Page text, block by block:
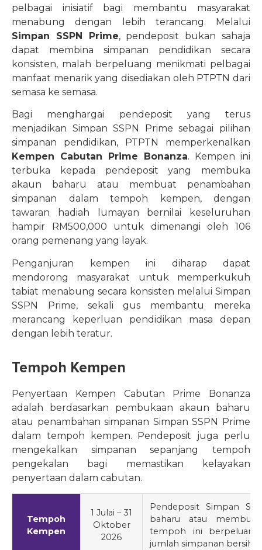
pelbagai inisiatif bagi membantu masyarakat
menabung dengan lebih terancang. Melalui
Simpan SSPN Prime, pendeposit bukan sahaja
dapat membina simpanan pendidikan secara
konsisten, malah berpeluang menikmati pelbagai
manfaat menarik yang disediakan oleh PTPTN dari
semasa ke semasa.
Bagi menghargai pendeposit yang terus
menjadikan Simpan SSPN Prime sebagai pilihan
simpanan pendidikan, PTPTN memperkenalkan
Kempen Cabutan Prime Bonanza. Kempen ini
terbuka kepada pendeposit yang membuka
akaun baharu atau membuat penambahan
simpanan dalam tempoh kempen, dengan
tawaran hadiah lumayan bernilai keseluruhan
hampir RM500,000 untuk dimenangi oleh 106
orang pemenang yang layak.
Penganjuran kempen ini diharap dapat
mendorong masyarakat untuk memperkukuh
tabiat menabung secara konsisten melalui Simpan
SSPN Prime, sekali gus membantu mereka
merancang keperluan pendidikan masa depan
dengan lebih teratur.
Tempoh Kempen
Penyertaan Kempen Cabutan Prime Bonanza
adalah berdasarkan pembukaan akaun baharu
atau penambahan simpanan Simpan SSPN Prime
dalam tempoh kempen. Pendeposit juga perlu
mengekalkan simpanan sepanjang tempoh
pengekalan bagi memastikan kelayakan
penyertaan dalam cabutan.
Tempoh
Kempen
1 Julai – 31
Oktober
2026
Pendeposit Simpan
baharu atau
tempoh ini berpeluang
jumlah simpanan bersih